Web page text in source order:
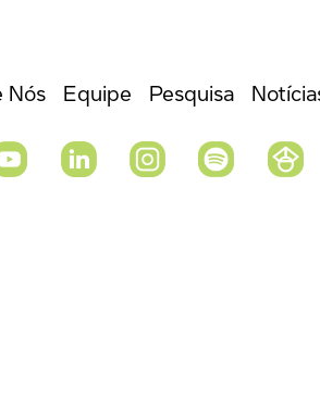
Nós Equipe Pesquisa